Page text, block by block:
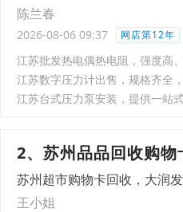
陈兰春
2026-08-06 09:37 网店第12年
江苏批发热电偶热电阻，强度高
江苏数字压力计出售，规格齐全
江苏台式压力泵安装，提供一站
2、苏州品品回收购物
苏州超市购物卡回收，大润
王小姐